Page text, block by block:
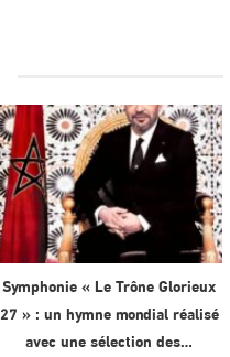
Symphonie « Le Trône Glorieux
27 » : un hymne mondial réalisé
avec une sélection des…